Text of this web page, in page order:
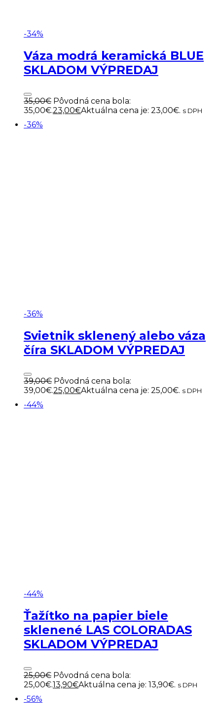
-34%
Váza modrá keramická BLUE
SKLADOM VÝPREDAJ
35,00€ Pôvodná cena bola:
35,00€.23,00€Aktuálna cena je: 23,00€. s DPH
-36%
-36%
Svietnik sklenený alebo váza
číra SKLADOM VÝPREDAJ
39,00€ Pôvodná cena bola:
39,00€.25,00€Aktuálna cena je: 25,00€. s DPH
-44%
-44%
Ťažítko na papier biele
sklenené LAS COLORADAS
SKLADOM VÝPREDAJ
25,00€ Pôvodná cena bola:
25,00€.13,90€Aktuálna cena je: 13,90€. s DPH
-56%